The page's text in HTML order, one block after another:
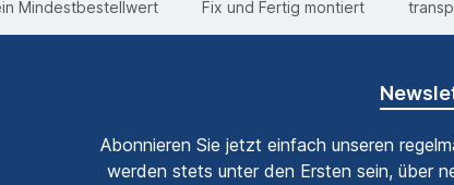
Mindestbestellwert Fix und Fertig montiert
Abonnieren Sie jetzt einfach unseren
werden stets unter den Ersten sein, über